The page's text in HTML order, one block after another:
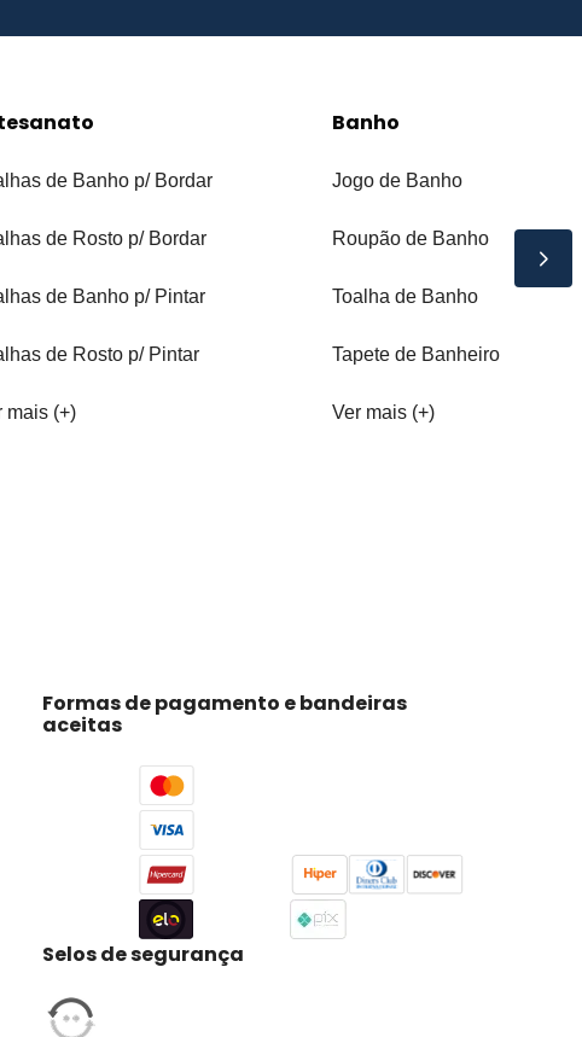
de Banho p/ Bordar
de Rosto p/ Bordar
de Banho p/ Pintar
de Rosto p/ Pintar
mais (+)
Banho
Jogo de Banho
Roupão de Banho
Toalha de Banho
Tapete de Banheiro
Ver mais (+)
Formas de pagamento e bandeiras
aceitas
Selos de segurança